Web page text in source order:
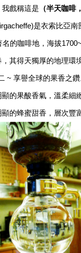
戲稱這是 （半天咖啡
是衣索比亞南
名的咖啡地，海拔
其得天獨厚的地理環
~ 享譽全球的果香之鑽
的果酸香氣，溫柔細
的蜂蜜甜香，層次豐